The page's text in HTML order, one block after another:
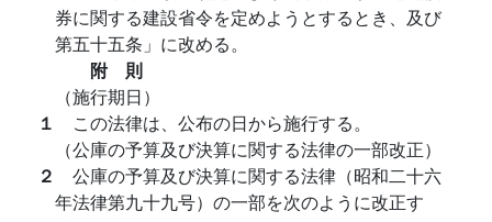
券に関する建設省令を定めようとするとき、及び
第五十五条」に改める。
附 則
（施行期日）
１ この法律は、公布の日から施行する。
（公庫の予算及び決算に関する法律の一部改正）
２ 公庫の予算及び決算に関する法律（昭和二十六
年法律第九十九号）の一部を次のように改正す